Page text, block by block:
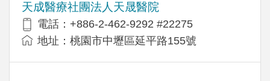
天成醫療社團法人天晟醫院
電話：+886-2-462-9292 #22275
地址：桃園市中壢區延平路155號